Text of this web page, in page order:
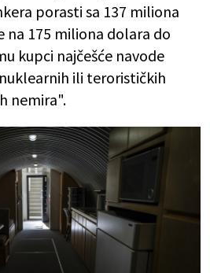
porasti sa 137 miliona
na 175 miliona dolara do
kupci najčešće navode
ili terorističkih
nemira".